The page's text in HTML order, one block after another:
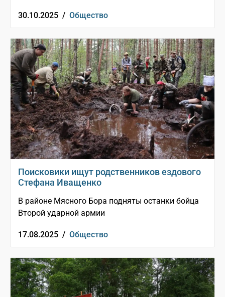
30.10.2025 / Общество
Поисковики ищут родственников ездового
Стефана Иващенко
В районе Мясного Бора подняты останки бойца
Второй ударной армии
17.08.2025 / Общество